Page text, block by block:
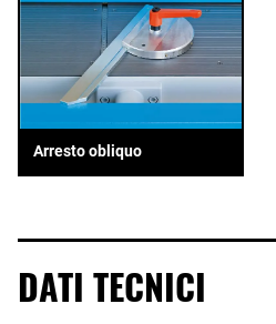
Arresto obliquo
DATI TECNICI